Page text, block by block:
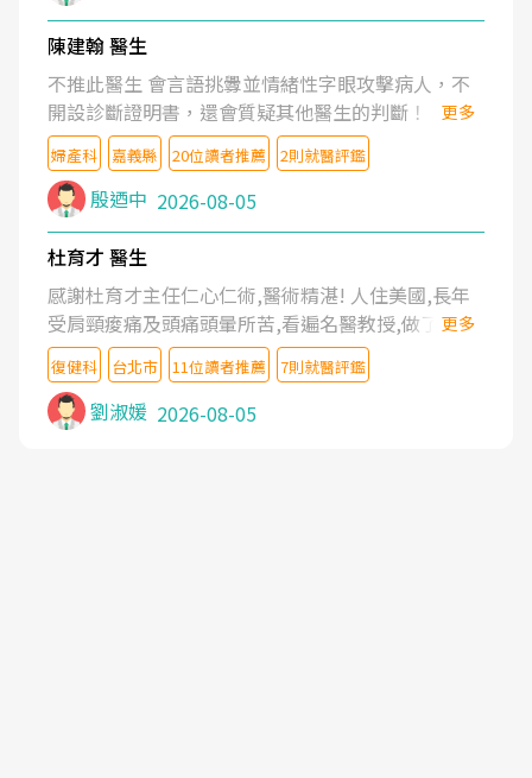
陳建翰 醫生
不推此醫生 會言語挑釁並情緒性字眼攻擊病人，不
開設診斷證明書，還會質疑其他醫生的判斷！
更多
婦產科 嘉義縣 20位讀者推薦 2則就醫評鑑
殷迺中 2026-08-05
杜育才 醫生
感謝杜育才主任仁心仁術,醫術精湛! 人住美國,長年
受肩頸痠痛及頭痛頭暈所苦,看遍名醫教授,做了各種
檢查,也嘗試過西醫打針,中醫針灸及物理徒手治療都
沒有用,後來連吃到嗎啡類止痛藥都效果有限,只是壓
症狀,沒多久就痛起來,多年失眠嚴重影響生活品質.
台灣親友介紹忠孝醫院杜育才主任是頸頭症候群專
更多
復健科 台北市 11位讀者推薦 7則就醫評鑑
劉淑媛 2026-08-05